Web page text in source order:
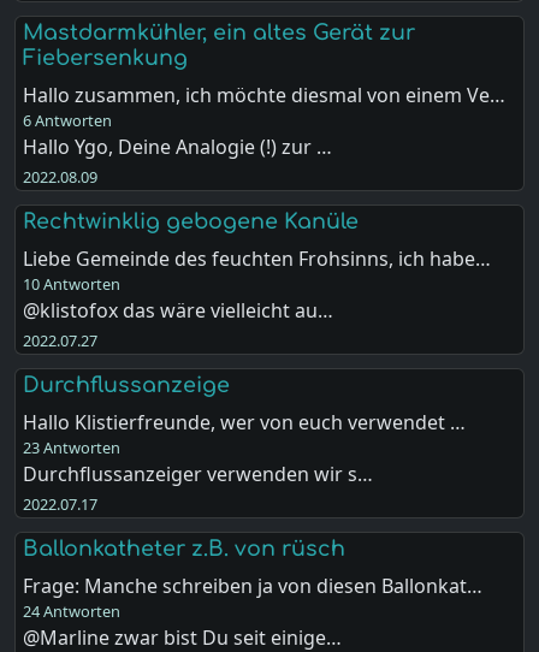
Mastdarmkühler, ein altes Gerät zur
Fiebersenkung
Hallo zusammen, ich möchte diesmal von einem Ve…
6 Antworten
Hallo Ygo, Deine Analogie (!) zur …
2022.08.09
Rechtwinklig gebogene Kanüle
Liebe Gemeinde des feuchten Frohsinns, ich habe…
10 Antworten
@klistofox das wäre vielleicht au…
2022.07.27
Durchflussanzeige
Hallo Klistierfreunde, wer von euch verwendet …
23 Antworten
Durchflussanzeiger verwenden wir s…
2022.07.17
Ballonkatheter z.B. von rüsch
Frage: Manche schreiben ja von diesen Ballonkat…
24 Antworten
@Marline zwar bist Du seit einige…